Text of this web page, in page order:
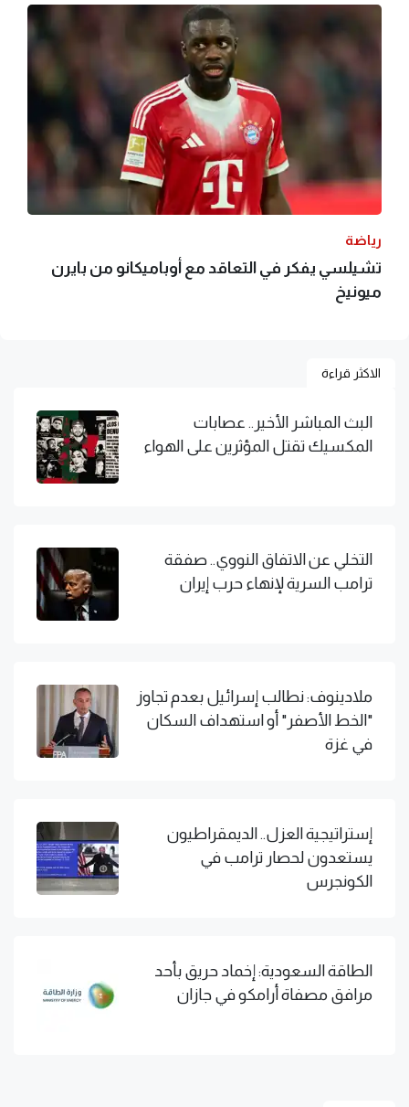
رياضة
تشيلسي يفكر في التعاقد مع أوباميكانو من بايرن
ميونيخ
الاكثر قراءة
البث المباشر الأخير.. عصابات
المكسيك تقتل المؤثرين على الهواء
التخلي عن الاتفاق النووي.. صفقة
ترامب السرية لإنهاء حرب إيران
ملادينوف: نطالب إسرائيل بعدم تجاوز
"الخط الأصفر" أو استهداف السكان
في غزة
إستراتيجية العزل.. الديمقراطيون
يستعدون لحصار ترامب في
الكونجرس
الطاقة السعودية: إخماد حريق بأحد
مرافق مصفاة أرامكو في جازان